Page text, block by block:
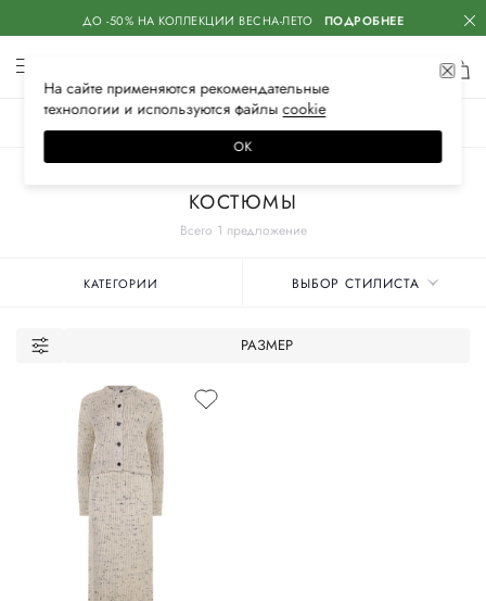
ДО -50% НА КОЛЛЕКЦИИ ВЕСНА-ЛЕТО ПОДРОБНЕЕ
Всего 1 предложение
КОСТЮМЫ
КАТЕГОРИИ ВЫБОР СТИЛИСТА
РАЗМЕР
На сайте применяются рекомендательные
технологии и используются файлысооkiе
ОК